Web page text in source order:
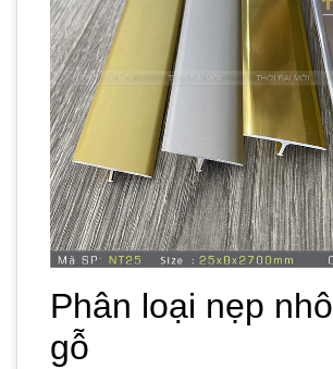
Phân loại nẹp
gỗ